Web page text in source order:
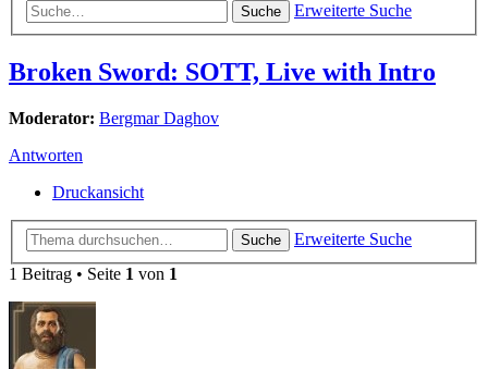
Suche Erweiterte Suche
Broken Sword: SOTT, Live with Intro
Moderator: Bergmar Daghov
Antworten
Druckansicht
Suche
Erweiterte Suche
1 Beitrag • Seite 1 von 1